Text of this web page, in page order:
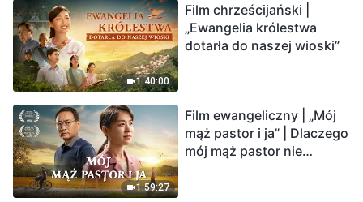
1:40:00
Film chrześcijański |
„Ewangelia królestwa
dotarła do naszej wioski”
1:59:27
Film ewangeliczny | „Mój
mąż pastor i ja” | Dlaczego
mój mąż pastor nie